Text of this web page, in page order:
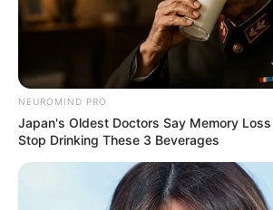
NEUROMIND PRO
Japan's Oldest Doctors Say Memory
Stop Drinking These 3 Beverages